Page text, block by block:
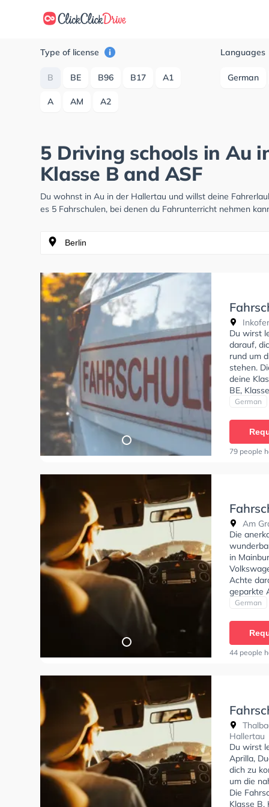
Type of license
B BE B96 B17 A1
A AM A2
Languages
German
5 Driving schools in Au
Klasse B and ASF
Du wohnst in Au in der Hallertau und willst deine
es 5 Fahrschulen, bei denen du Fahrunterricht nehmen
Du wirst
darauf,
rund um
stehen.
deine
BE,
German
79 people
Am
Die
in
Achte
geparkte
und
Klasse
CE,
Klasse T
einen
German
44 people
Hallertau
Du wirst
Aprilla,
dich zu
um die
Die
Klasse B,